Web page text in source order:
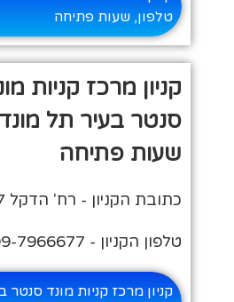
טלפון, שעות פתיחה
קניון מרכז קניות
סנטר בעיר תל
שעות פתיחה
כתובת הקניון - רח' הדקל 47, תל מונד
טלפון הקניון - 09-7966677
קניון מרכז קניות מונד סנטר